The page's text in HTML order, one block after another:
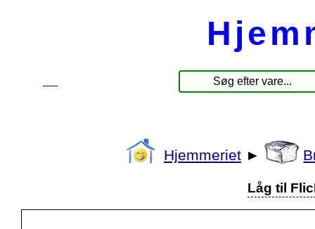
Hjemmeriet ►
Låg til